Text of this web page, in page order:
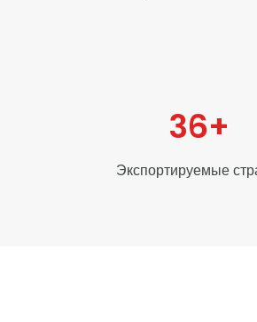
36+
Экспортируемые